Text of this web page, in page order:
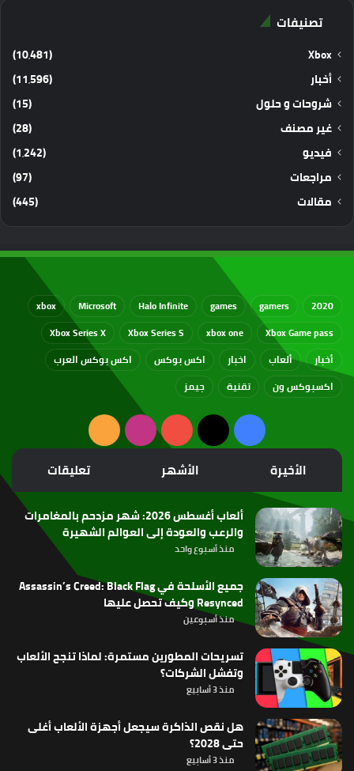
تصنيفات
Xbox
(10٬481)
أخبار
(11٬596)
شروحات و حلول
(15)
غير مصنف
(28)
فيديو
(1٬242)
مراجعات
(97)
مقالات
(445)
2020
gamers
games
Halo Infinite
Microsoft
xbox
Xbox Game pass
xbox one
Xbox Series S
Xbox Series X
أخبار
ألعاب اخبار اكس بوكس
اكس بوكس العرب
اكسبوكس ون
تقنية جيمز
فيسبوك
‫X
‫YouTubeانستقرامملخص
الموقع
RSS
الأخيرة الأشهر تعليقات
ألعاب أغسطس 2026: شهر مزدحم بالمغامرات
والرعب والعودة إلى العوالم الشهيرة
منذ أسبوع واحد
جميع الأسلحة في Assassin’s Creed: Black Flag
Resynced وكيف تحصل عليها
منذ أسبوعين
تسريحات المطورين مستمرة: لماذا تنجح الألعاب
وتفشل الشركات؟
منذ 3 أسابيع
هل نقص الذاكرة سيجعل أجهزة الألعاب أغلى
حتى 2028؟
منذ 3 أسابيع